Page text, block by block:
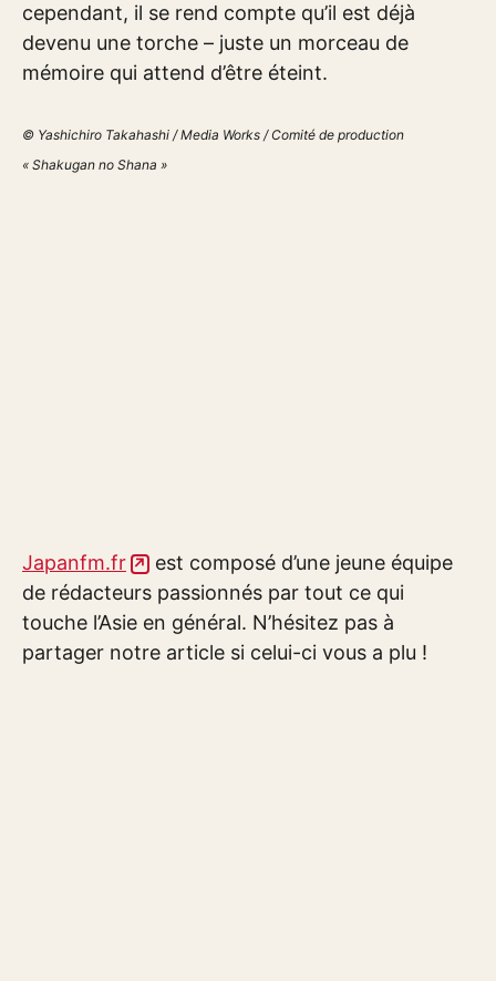
cependant, il se rend compte qu’il est déjà
devenu une torche – juste un morceau de
mémoire qui attend d’être éteint.
© Yashichiro Takahashi / Media Works / Comité de production
« Shakugan no Shana »
Japanfm.fr
est composé d’une jeune équipe
de rédacteurs passionnés par tout ce qui
touche l’Asie en général. N’hésitez pas à
partager notre article si celui-ci vous a plu !